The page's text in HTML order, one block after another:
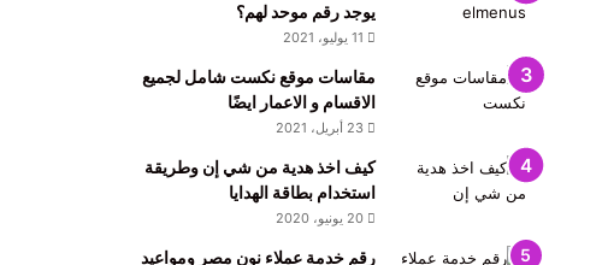
يوجد رقم موحد لهم؟
11 يوليو، 2021
مقاسات موقع نكست شامل لجميع
الاقسام و الاعمار ايضًا
23 أبريل، 2021
كيف اخذ هدية من شي إن وطريقة
استخدام بطاقة الهدايا
20 يونيو، 2020
رقم خدمة عملاء نون مصر ومواعيد